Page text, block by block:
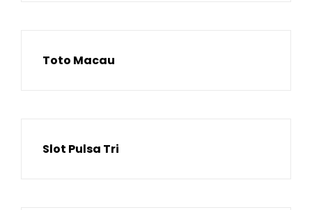
Toto Macau
Slot Pulsa Tri